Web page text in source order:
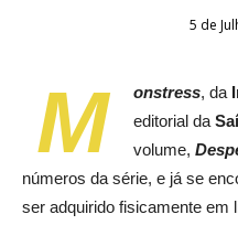
5 de
M onstress, da
editorial da
volume,
números da série, e já se
ser adquirido fisicamente em